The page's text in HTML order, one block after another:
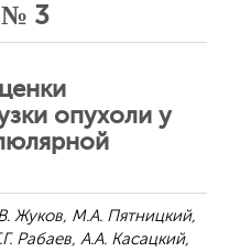
№ 3
опухоли у
Жуков, М.А. Пятницкий,
Рабаев, А.А. Касацкий,